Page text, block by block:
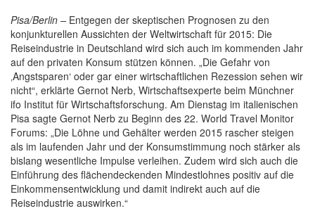
Pisa/Berlin – Entgegen der skeptischen Prognosen zu den
konjunkturellen Aussichten der Weltwirtschaft für 2015: Die
Reiseindustrie in Deutschland wird sich auch im kommenden Jahr
auf den privaten Konsum stützen können. „Die Gefahr von
‚Angstsparen‘ oder gar einer wirtschaftlichen Rezession sehen wir
nicht“, erklärte Gernot Nerb, Wirtschaftsexperte beim Münchner
ifo Institut für Wirtschaftsforschung. Am Dienstag im italienischen
Pisa sagte Gernot Nerb zu Beginn des 22. World Travel Monitor
Forums: „Die Löhne und Gehälter werden 2015 rascher steigen
als im laufenden Jahr und der Konsumstimmung noch stärker als
bislang wesentliche Impulse verleihen. Zudem wird sich auch die
Einführung des flächendeckenden Mindestlohnes positiv auf die
Einkommensentwicklung und damit indirekt auch auf die
Reiseindustrie auswirken.“